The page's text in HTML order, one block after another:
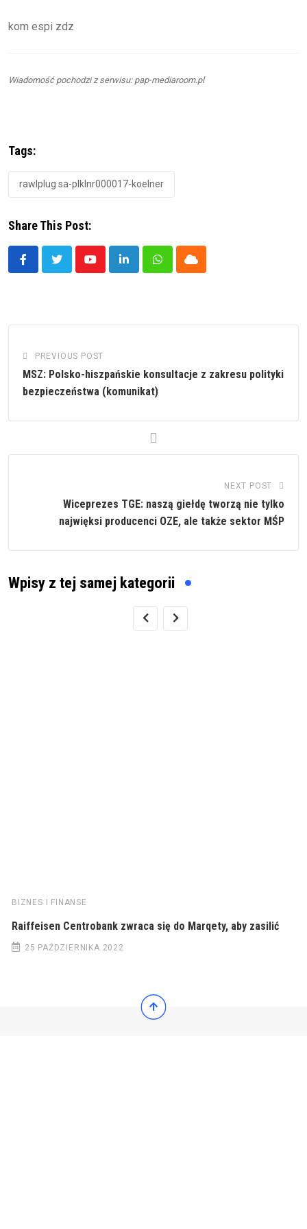
kom espi zdz
Wiadomość pochodzi z serwisu: pap-mediaroom.pl
Tags:
rawlplug sa-plklnr000017-koelner
Share This Post:
YoutubeLinkedInWhatsappCloud
PREVIOUS POST
MSZ: Polsko-hiszpańskie konsultacje z zakresu polityki
bezpieczeństwa (komunikat)
NEXT POST
Wiceprezes TGE: naszą giełdę tworzą nie tylko
najwięksi producenci OZE, ale także sektor MŚP
Wpisy z tej samej kategorii
BIZNES I FINANSE
Raiffeisen Centrobank zwraca się do Marqety, aby zasilić
25 PAŹDZIERNIKA 2022